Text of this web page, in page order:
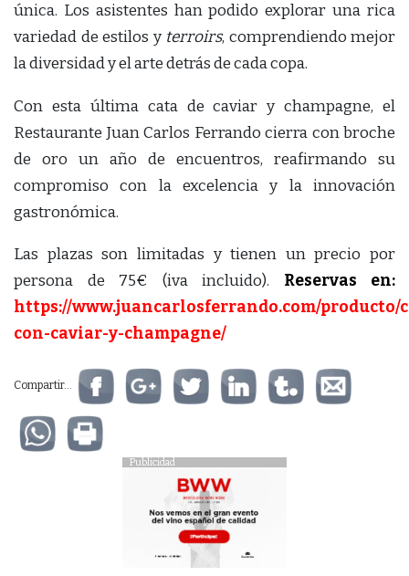
única. Los asistentes han podido explorar una rica
variedad de estilos y terroirs, comprendiendo mejor
la diversidad y el arte detrás de cada copa.
Con esta última cata de caviar y champagne, el
Restaurante Juan Carlos Ferrando cierra con broche
de oro un año de encuentros, reafirmando su
compromiso con la excelencia y la innovación
gastronómica.
Las plazas son limitadas y tienen un precio por
persona de 75€ (iva incluido). Reservas en:
https://www.juancarlosferrando.com/producto/
con-caviar-y-champagne/
Compartir...
Publicidad